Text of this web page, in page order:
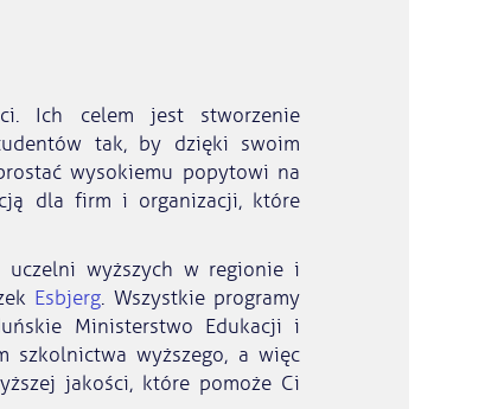
Ich celem jest stworzenie
tak, by dzięki swoim
wysokiemu popytowi na
dla firm i organizacji, które
uczelni wyższych w regionie i
Esbjerg. Wszystkie programy
Ministerstwo Edukacji i
szkolnictwa wyższego, a więc
jakości, które pomoże Ci